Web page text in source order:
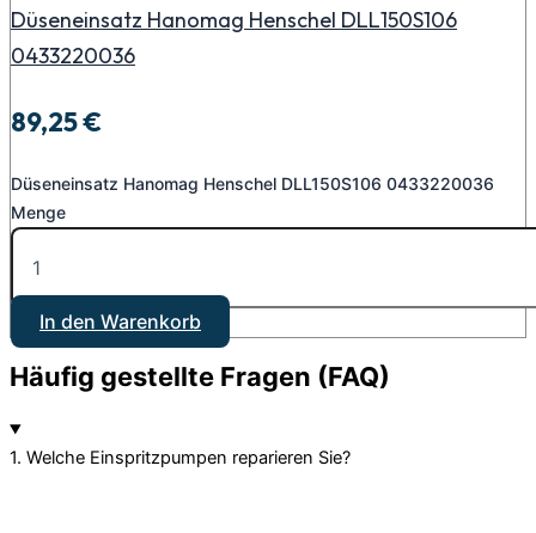
Düseneinsatz Hanomag Henschel DLL150S106
0433220036
89,25€
Düseneinsatz Hanomag Henschel DLL150S106 0433220036
Menge
In den Warenkorb
Häufig gestellte Fragen (FAQ)
1. Welche Einspritzpumpen reparieren Sie?